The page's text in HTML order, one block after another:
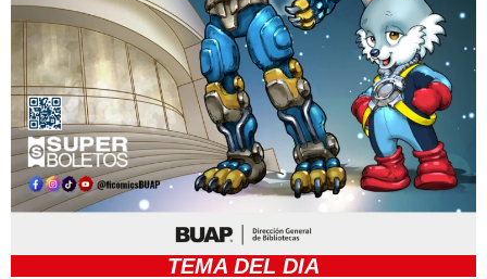
TEMA DEL DIA